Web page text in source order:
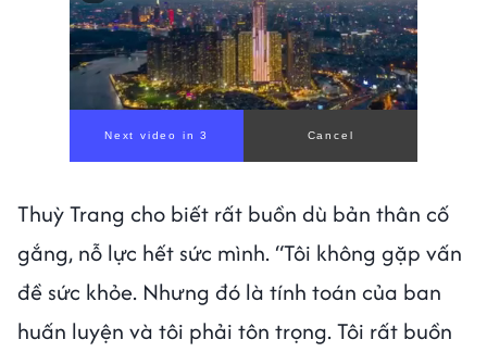
Next video in 1 Cancel
Thuỳ Trang cho biết rất buồn dù bản thân cố
gắng, nỗ lực hết sức mình. “Tôi không gặp vấn
đề sức khỏe. Nhưng đó là tính toán của ban
huấn luyện và tôi phải tôn trọng. Tôi rất buồn